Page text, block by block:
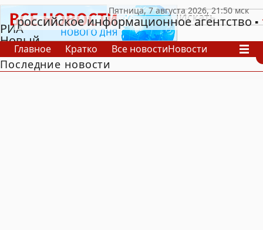
РИА
Новый
День
российское информационное агентство
Главное Кратко Все новостиНовости
В России
В мире
Последние новости